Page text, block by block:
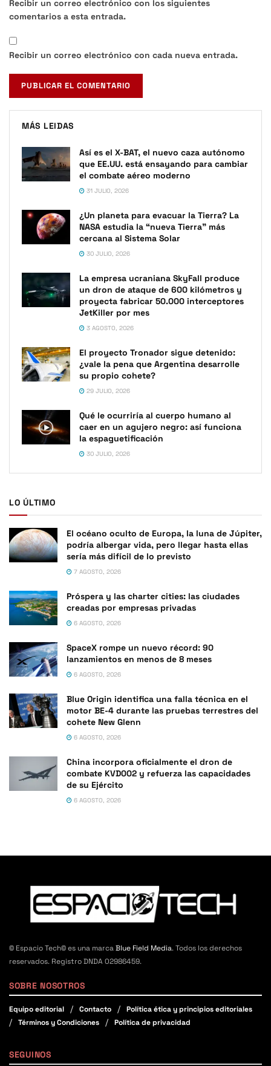
Recibir un correo electrónico con los siguientes
comentarios a esta entrada.
Recibir un correo electrónico con cada nueva entrada.
MÁS LEIDAS
Así es el X-BAT, el nuevo caza autónomo
que EE.UU. está ensayando para cambiar
el combate aéreo moderno
31 JULIO, 2026
¿Un planeta para evacuar la Tierra? La
NASA estudia la “nueva Tierra” más
cercana al Sistema Solar
30 JULIO, 2026
La empresa ucraniana SkyFall produce
un dron de ataque de 600 kilómetros y
proyecta fabricar 50.000 interceptores
JetKiller por mes
3 AGOSTO, 2026
El proyecto Tronador sigue detenido:
¿vale la pena que Argentina desarrolle
su propio cohete?
29 JULIO, 2026
Qué le ocurriría al cuerpo humano al
caer en un agujero negro: así funciona
la espaguetificación
30 JULIO, 2026
LO ÚLTIMO
El océano oculto de Europa, la luna de Júpiter,
podría albergar vida, pero llegar hasta ellas
sería más difícil de lo previsto
7 AGOSTO, 2026
Próspera y las charter cities: las ciudades
creadas por empresas privadas
6 AGOSTO, 2026
SpaceX rompe un nuevo récord: 90
lanzamientos en menos de 8 meses
6 AGOSTO, 2026
Blue Origin identifica una falla técnica en el
motor BE-4 durante las pruebas terrestres del
cohete New Glenn
6 AGOSTO, 2026
China incorpora oficialmente el dron de
combate KVD002 y refuerza las capacidades
de su Ejército
6 AGOSTO, 2026
© Espacio Tech© es una marcaBlue Field Media. Todos los derechos
reservados. Registro DNDA 02986459.
SOBRE NOSOTROS
Equipo editorial Contacto
Política ética y principios editoriales
Términos y Condiciones
Política de privacidad
SEGUINOS